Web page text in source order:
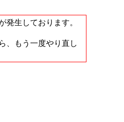
発生しております。
、もう一度やり直し